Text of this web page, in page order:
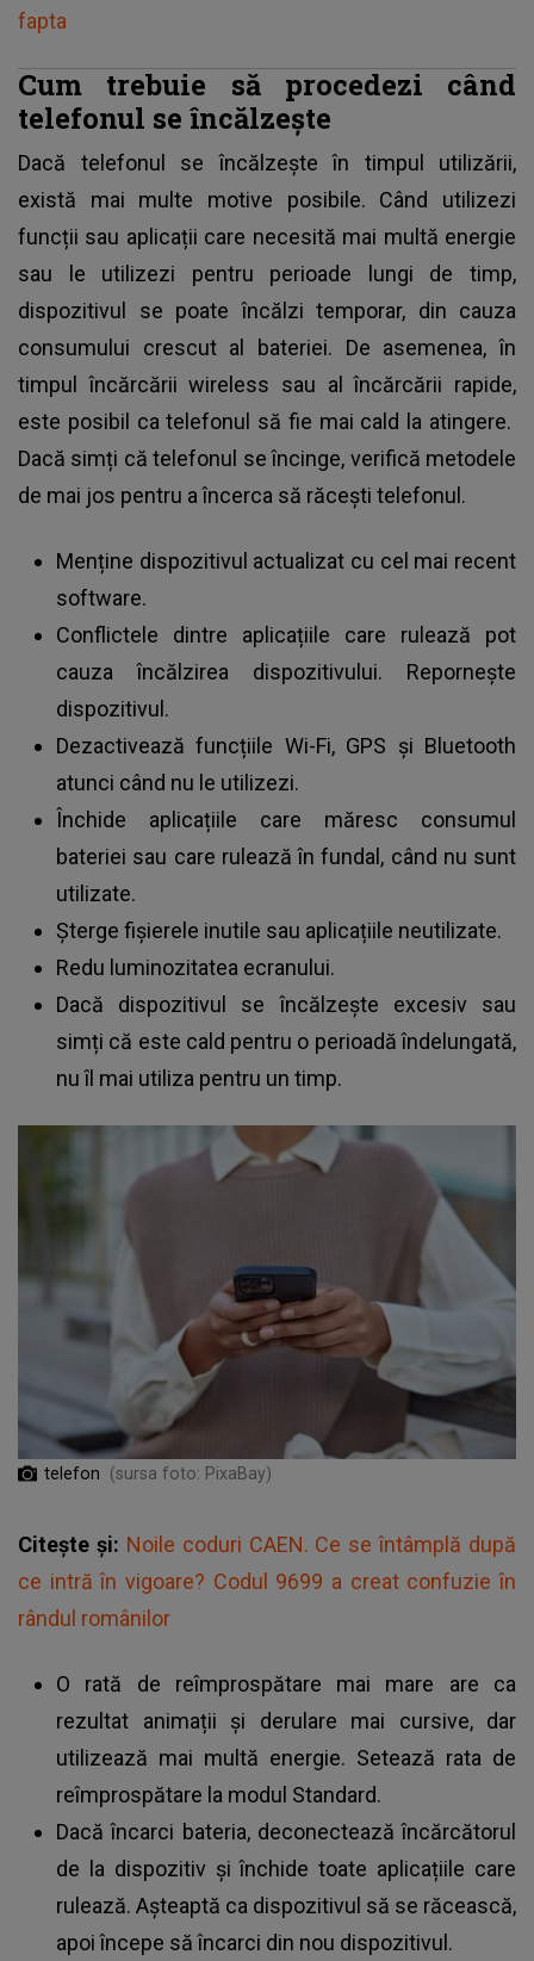
fapta
Cum trebuie să procedezi când
telefonul se încălzește
Dacă telefonul se încălzește în timpul utilizării,
există mai multe motive posibile. Când utilizezi
funcții sau aplicații care necesită mai multă energie
sau le utilizezi pentru perioade lungi de timp,
dispozitivul se poate încălzi temporar, din cauza
consumului crescut al bateriei. De asemenea, în
timpul încărcării wireless sau al încărcării rapide,
este posibil ca telefonul să fie mai cald la atingere.
Dacă simți că telefonul se încinge, verifică metodele
de mai jos pentru a încerca să răcești telefonul.
Menține dispozitivul actualizat cu cel mai recent
software.
Conflictele dintre aplicațiile care rulează pot
cauza încălzirea dispozitivului. Repornește
dispozitivul.
Dezactivează funcțiile Wi-Fi, GPS și Bluetooth
atunci când nu le utilizezi.
Închide aplicațiile care măresc consumul
bateriei sau care rulează în fundal, când nu sunt
utilizate.
Șterge fișierele inutile sau aplicațiile neutilizate.
Redu luminozitatea ecranului.
Dacă dispozitivul se încălzește excesiv sau
simți că este cald pentru o perioadă îndelungată,
nu îl mai utiliza pentru un timp.
telefon (sursa foto: PixaBay)
Citește și: Noile coduri CAEN. Ce se întâmplă după
ce intră în vigoare? Codul 9699 a creat confuzie în
rândul românilor
O rată de reîmprospătare mai mare are ca
rezultat animații și derulare mai cursive, dar
utilizează mai multă energie. Setează rata de
reîmprospătare la modul Standard.
Dacă încarci bateria, deconectează încărcătorul
de la dispozitiv și închide toate aplicațiile care
rulează. Așteaptă ca dispozitivul să se răcească,
apoi începe să încarci din nou dispozitivul.